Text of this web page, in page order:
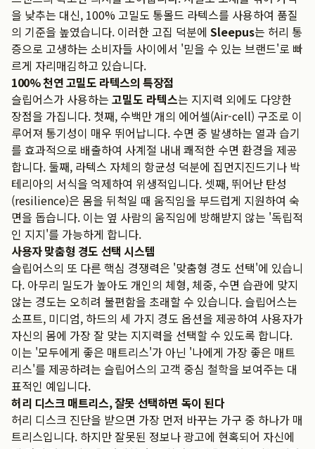
을 낮추는 대신, 100% 고밀도 통몰드 라텍스를 사용하여 품질
의 기준을 높였습니다. 이러한 고집 덕분에 Sleepus는 허리 통
증으로 고생하는 소비자들 사이에서 '믿을 수 있는 브랜드'로 빠
르게 자리매김하고 있습니다.
100% 천연 고밀도 라텍스의 특장점
슬립어스가 사용하는 고밀도 라텍스는 지지력 외에도 다양한
장점을 가집니다. 첫째, 수백만 개의 에어셀(Air-cell) 구조로 이
루어져 통기성이 매우 뛰어납니다. 수면 중 발생하는 열과 습기
를 효과적으로 배출하여 사계절 내내 쾌적한 수면 환경을 제공
합니다. 둘째, 라텍스 자체의 항균성 덕분에 집먼지진드기나 박
테리아의 서식을 억제하여 위생적입니다. 셋째, 뛰어난 탄성
(resilience)은 몸을 뒤척일 때 움직임을 부드럽게 지원하여 숙
면을 돕습니다. 이는 옆 사람의 움직임에 방해받지 않는 '독립적
인 지지'를 가능하게 합니다.
사용자 맞춤형 경도 선택 시스템
슬립어스의 또 다른 핵심 경쟁력은 '맞춤형 경도 선택'에 있습니
다. 아무리 밀도가 높아도 개인의 체형, 체중, 수면 습관에 맞지
않는 경도는 오히려 불편함을 초래할 수 있습니다. 슬립어스는
소프트, 미디엄, 하드의 세 가지 경도 옵션을 제공하여 사용자가
자신의 몸에 가장 잘 맞는 지지력을 선택할 수 있도록 합니다.
이는 '모두에게 좋은 매트리스'가 아닌 '나에게 가장 좋은 매트
리스'를 제공하려는 슬립어스의 고객 중심 철학을 보여주는 대
표적인 예입니다.
허리 디스크 매트리스, 잘못 선택하면 독이 된다
허리 디스크 진단을 받으면 가장 먼저 바꾸는 가구 중 하나가 매
트리스입니다. 하지만 잘못된 정보나 광고에 현혹되어 자신에